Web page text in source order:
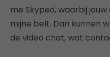
me Skyped, waarbij
mijne belt. Dan kunnen
de video chat, wat